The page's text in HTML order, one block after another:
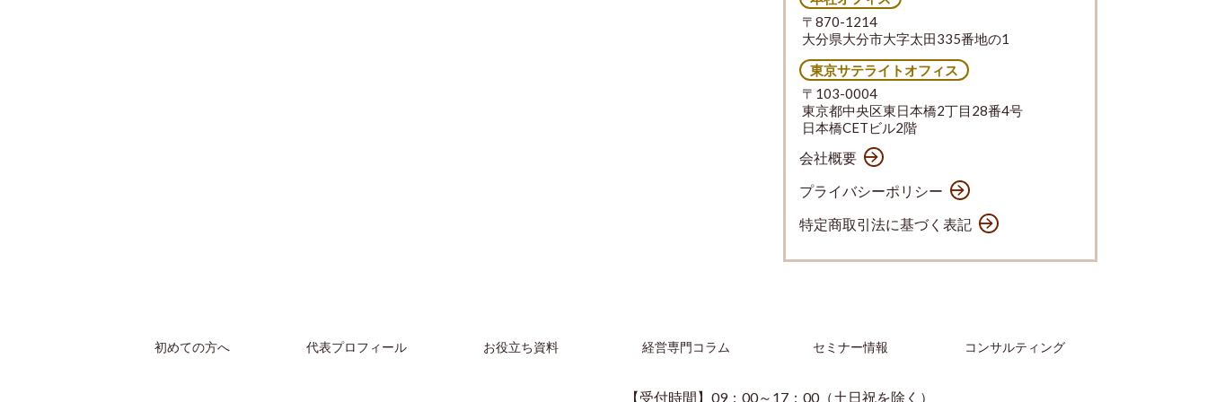
〒870-1214
大分県大分市大字太田335番地の1
東京サテライトオフィス
〒103-0004
東京都中央区東日本橋2丁目28番4号
日本橋CETビル2階
会社概要
プライバシーポリシー
特定商取引法に基づく表記
初めての方へ 代表プロフィール お役立ち資料 経営専門コラム セミナー情報 コンサルティング
【受付時間】09：00～17：00（土日祝を除く）